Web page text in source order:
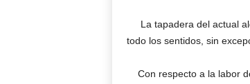
La tapadera del actual
todo los sentidos, sin
Con respecto a la labor